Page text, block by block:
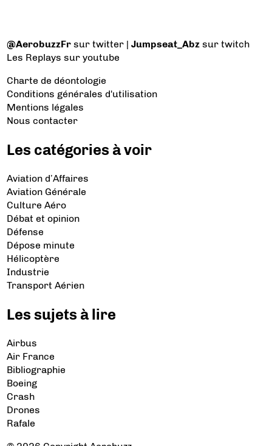
@AerobuzzFr sur twitter |Jumpseat_Abz sur twitch
Les Replays sur youtube
Charte de déontologie
Conditions générales d'utilisation
Mentions légales
Nous contacter
Les catégories à voir
Aviation d’Affaires
Aviation Générale
Culture Aéro
Débat et opinion
Défense
Dépose minute
Hélicoptère
Industrie
Transport Aérien
Les sujets à lire
Airbus
Air France
Bibliographie
Boeing
Crash
Drones
Rafale